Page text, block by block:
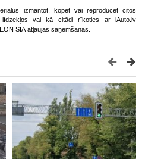
izmantot, kopēt vai reproducēt citos
līdzekļos vai kā citādi rīkoties ar iAuto.lv
SIA atļaujas saņemšanas.